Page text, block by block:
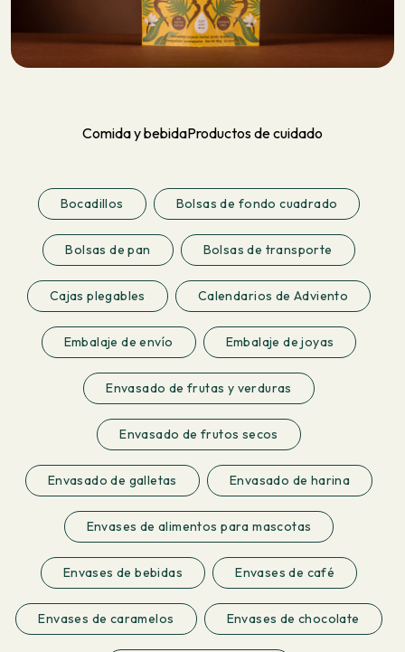
Comida y bebidaProductos de cuidado
Bocadillos Bolsas de fondo cuadrado
Bolsas de pan Bolsas de transporte
Cajas plegables Calendarios de Adviento
Embalaje de envío Embalaje de joyas
Envasado de frutas y verduras
Envasado de frutos secos
Envasado de galletas Envasado de harina
Envases de alimentos para mascotas
Envases de bebidas Envases de café
Envases de caramelos Envases de chocolate